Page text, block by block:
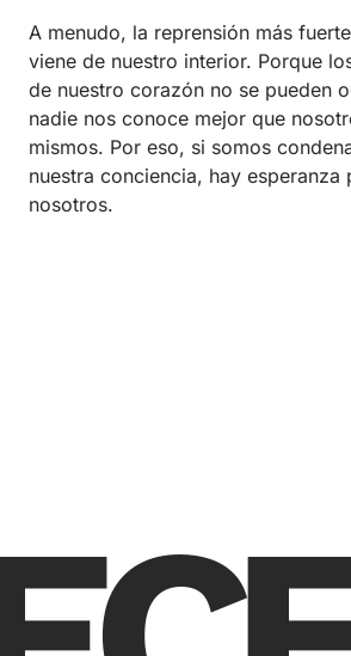
A menudo, la reprensión más
viene de nuestro interior. Porque
de nuestro corazón no se pueden
nadie nos conoce mejor que
mismos. Por eso, si somos
nuestra conciencia, hay esperanza
nosotros.